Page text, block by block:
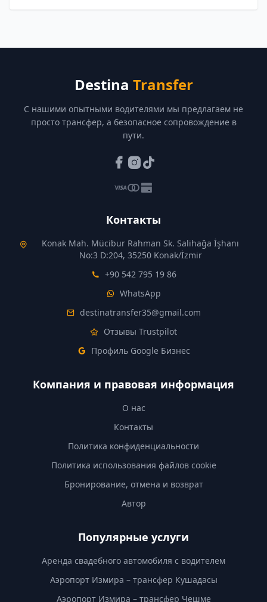
Destina Transfer
С нашими опытными водителями мы предлагаем не
просто трансфер, а безопасное сопровождение в
пути.
Контакты
Konak Mah. Mücibur Rahman Sk. Salihağa İşhanı
No:3 D:204, 35250 Konak/İzmir
+90 542 795 19 86
WhatsApp
destinatransfer35@gmail.com
Отзывы Trustpilot
Профиль Google Бизнес
Компания и правовая информация
О нас
Контакты
Политика конфиденциальности
Политика использования файлов cookie
Бронирование, отмена и возврат
Автор
Популярные услуги
Аренда свадебного автомобиля с водителем
Аэропорт Измира – трансфер Кушадасы
Аэропорт Измира – трансфер Чешме